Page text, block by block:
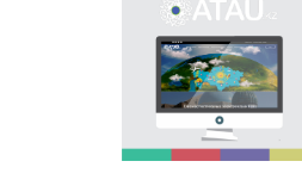
Primary purpose of
onomastic electronic
base is unification of
onomastic names by
means of collection of
information on names
of streets, population
centers, institutions